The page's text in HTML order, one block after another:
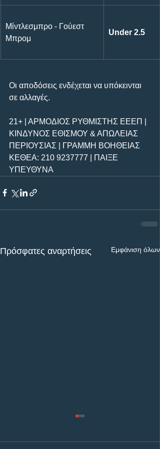
Μίντλεσμπρο - Γούεστ
Μπρομ
Under 2.5
Οι αποδόσεις ενδέχεται να υπόκεινται
σε αλλαγές.
21+ | ΑΡΜΟΔΙΟΣ ΡΥΘΜΙΣΤΗΣ ΕΕΕΠ |
ΚΙΝΔΥΝΟΣ ΕΘΙΣΜΟΥ & ΑΠΩΛΕΙΑΣ
ΠΕΡΙΟΥΣΙΑΣ | ΓΡΑΜΜΗ ΒΟΗΘΕΙΑΣ
ΚΕΘΕΑ: 210 9237777 | ΠΑΙΞΕ
ΥΠΕΥΘΥΝΑ
Πρόσφατες αναρτήσεις Εμφάνιση όλων